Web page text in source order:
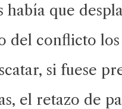
había que
del conflicto los
si fuese
el retazo de